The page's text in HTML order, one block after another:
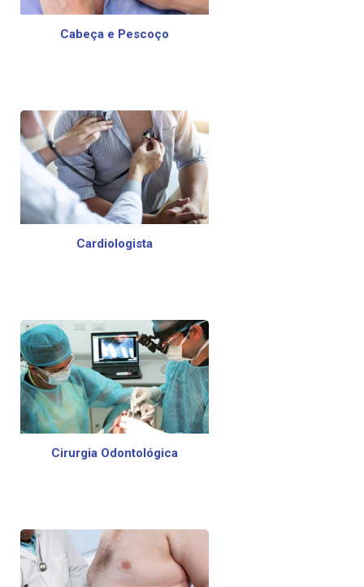
Cabeça e Pescoço
Cardiologista
Cirurgia Odontológica